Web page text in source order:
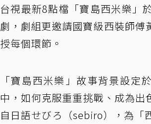
台視最新8點檔「寶島西米樂」
劇，劇組更邀請國寶級西裝師
授每個環節。
「寶島西米樂」故事背景設
中，如何克服重重挑戰、成為
自日語せびろ（sebiro），為「